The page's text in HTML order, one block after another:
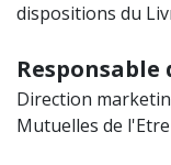
dispositions du
Direction
Mutuelles de l'Etre